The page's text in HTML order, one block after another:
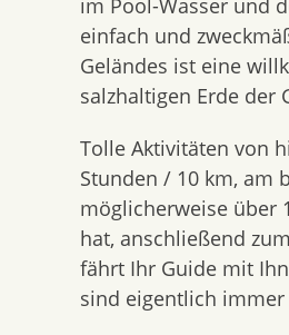
im Pool-Wasser und
einfach und
Geländes ist eine
salzhaltigen Erde der
Tolle Aktivitäten von
Stunden / 10 km, am
möglicherweise über
hat, anschließend
fährt Ihr Guide mit
sind eigentlich